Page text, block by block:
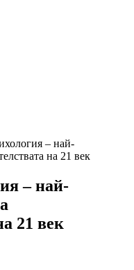
– най-
на 21 век
– най-
21 век